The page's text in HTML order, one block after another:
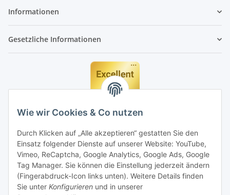
Wie wir Cookies & Co nutzen
Durch Klicken auf „Alle akzeptieren“ gestatten Sie den
Einsatz folgender Dienste auf unserer Website: YouTube,
Vimeo, ReCaptcha, Google Analytics, Google Ads, Google
Tag Manager. Sie können die Einstellung jederzeit ändern
(Fingerabdruck-Icon links unten). Weitere Details finden
Sie unter Konfigurieren und in unserer
Informationen
Gesetzliche Informationen